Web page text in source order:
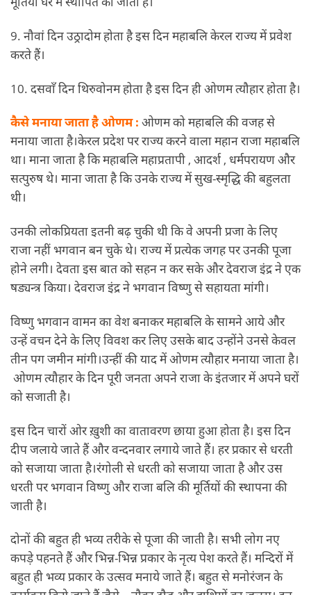
9. नौवां दिन उठ्रादोम होता है इस दिन महाबलि केरल राज्य में प्रवेश
करते हैं।
10. दसवाँ दिन थिरुवोनम होता है इस दिन ही ओणम त्यौहार होता है।
कैसे मनाया जाता है ओणम : ओणम को महाबलि की वजह से
मनाया जाता है।केरल प्रदेश पर राज्य करने वाला महान राजा महाबलि
था। माना जाता है कि महाबलि महाप्रतापी , आदर्श , धर्मपरायण और
सत्पुरुष थे। माना जाता है कि उनके राज्य में सुख-स्मृद्धि की बहुलता
थी।
उनकी लोकप्रियता इतनी बढ़ चुकी थी कि वे अपनी प्रजा के लिए
राजा नहीं भगवान बन चुके थे। राज्य में प्रत्येक जगह पर उनकी पूजा
होने लगी। देवता इस बात को सहन न कर सके और देवराज इंद्र ने एक
षड्यन्त्र किया। देवराज इंद्र ने भगवान विष्णु से सहायता मांगी।
विष्णु भगवान वामन का वेश बनाकर महाबलि के सामने आये और
उन्हें वचन देने के लिए विवश कर लिए उसके बाद उन्होंने उनसे केवल
तीन पग जमीन मांगी।उन्हीं की याद में ओणम त्यौहार मनाया जाता है।
ओणम त्यौहार के दिन पूरी जनता अपने राजा के इंतजार में अपने घरों
को सजाती है।
इस दिन चारों ओर ख़ुशी का वातावरण छाया हुआ होता है। इस दिन
दीप जलाये जाते हैं और वन्दनवार लगाये जाते हैं। हर प्रकार से धरती
को सजाया जाता है।रंगोली से धरती को सजाया जाता है और उस
धरती पर भगवान विष्णु और राजा बलि की मूर्तियों की स्थापना की
जाती है।
दोनों की बहुत ही भव्य तरीके से पूजा की जाती है। सभी लोग नए
कपड़े पहनते हैं और भिन्न-भिन्न प्रकार के नृत्य पेश करते हैं। मन्दिरों में
बहुत ही भव्य प्रकार के उत्सव मनाये जाते हैं। बहुत से मनोरंजन के